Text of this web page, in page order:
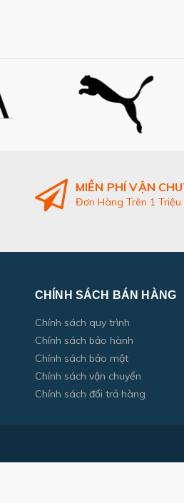
MIỄN PHÍ VẬN
Đơn Hàng Trên 1 Triệu
CHÍNH SÁCH BÁN HÀNG
Chính sách quy trình
Chính sách bảo hành
Chính sách bảo mật
Chính sách vận chuyển
Chính sách đổi trả hàng